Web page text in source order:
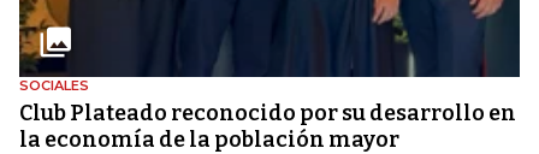
SOCIALES
Club Plateado reconocido por su desarrollo en
la economía de la población mayor